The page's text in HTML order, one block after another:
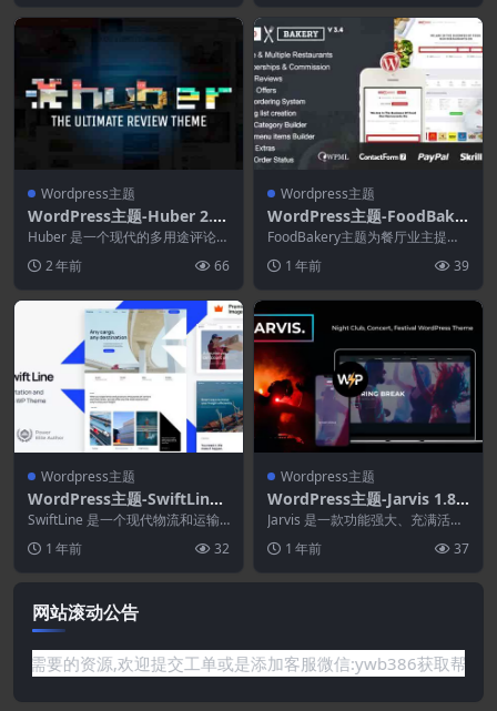
Wordpress主题
WordPress主题-Huber 2.3
3–多用途审查主题
Huber 是一个现代的多用途评论主
评论网站。Hu...
2 年前 66
Wordpress主题
WordPress主题-FoodBake
ry 4.8.0–外卖餐厅目录Word
Press主题
FoodBakery主题为餐厅业主提供
其中处理餐厅...
1 年前 39
Wordpress主题
WordPress主题-SwiftLine
13.0–运输物流WordPress主
题
SwiftLine 是一个现代物流和运输
WordPress 主题。您可以以专业...
1 年前 32
Wordpress主题
WordPress主题-Jarvis 1.8.1
4.1–夜总会.音乐会.节日Wor
dPress主题
Jarvis 是一款功能强大、充满活力
的夜总会、音乐会、DJ 和节日 Wo
rdP...1 年前 37
网站滚动公告
你需要的资源,欢迎提交工单或是添加客服微信:ywb386获取帮助